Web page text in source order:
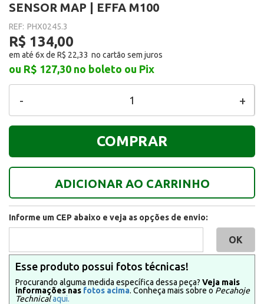
SENSOR MAP | EFFA M100
REF: PHX0245.3
R$ 134,00
em até 6x de R$ 22,33
ou R$ 127,30 no boleto ou Pix
+
-
ADICIONAR AO CARRINHO
COMPRAR
Informe um CEP abaixo e veja as opções de envio:
Esse produto possui fotos técnicas!
Procurando alguma medida específica dessa peça? Veja mais
informações nas fotos acima. Conheça mais sobre o Pecahoje
Technicalaqui.